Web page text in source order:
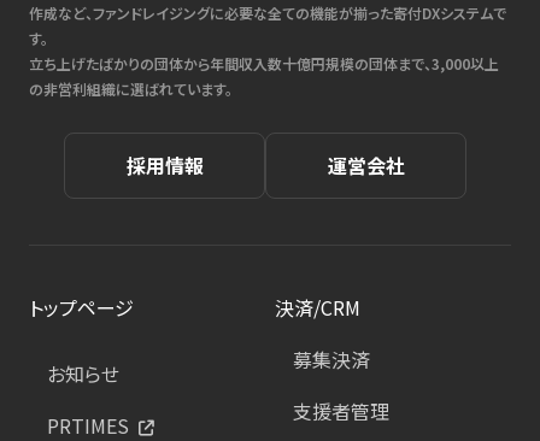
作成など、ファンドレイジングに必要な全ての機能が揃った寄付DXシステムで
す。
立ち上げたばかりの団体から年間収入数十億円規模の団体まで、3,000以上
の非営利組織に選ばれています。
採用情報 運営会社
トップページ
お知らせ
PRTIMES
決済/CRM
募集決済
支援者管理